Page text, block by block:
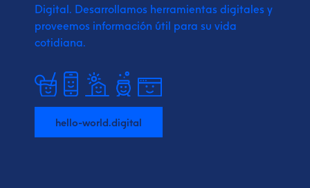
Digital. Desarrollamos herramientas digitales y
proveemos información útil para su vida
cotidiana.
hello-world.digital